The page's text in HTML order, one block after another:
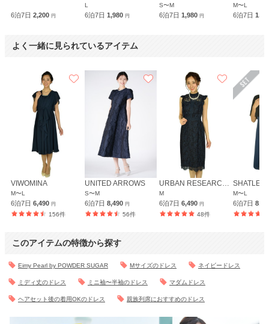
6泊7日 2,200 円
L
6泊7日1,980円
S〜M
6泊7日 1,980 円
M〜L
6泊7日
よく一緒に見られているアイテム
VIWOMINA
M〜L
6泊7日 6,490 円
156件
UNITED ARROWS
S〜M
6泊7日8,490円
56件
M
6泊7日 6,490 円
48件
SHATLE
M〜L
6泊7日
このアイテムの特徴から探す
Eimy Pearl by POWDER SUGAR Mサイズのドレス ネイビードレス
ミディ丈のドレス ミニ袖〜半袖のドレス マダムドレス
ヘアセット後の着用OKのドレス 親族列席におすすめのドレス